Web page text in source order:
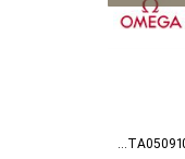
زیور آلات و جواهر اُمگا مدل B34STA0509104-L